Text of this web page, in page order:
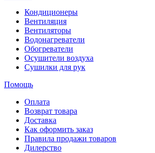
Кондиционеры
Вентиляция
Вентиляторы
Водонагреватели
Обогреватели
Осушители воздуха
Сушилки для рук
Помощь
Оплата
Возврат товара
Доставка
Как оформить заказ
Правила продажи товаров
Дилерство